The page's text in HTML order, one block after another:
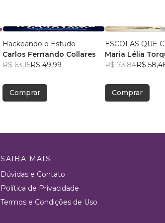
Hackeando o Estudo
Carlos Fernando Collares
R$ 63,15R$ 49,99
Comprar
ESCOLAS QUE
Maria Lélia
R$ 73,84R$
Comprar
SAIBA MAIS
Dúvidas e Contato
Política de Privacidade
Termos e Condições de Uso